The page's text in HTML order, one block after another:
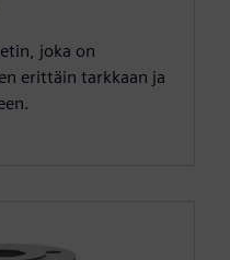
joka on
erittäin tarkkaan ja